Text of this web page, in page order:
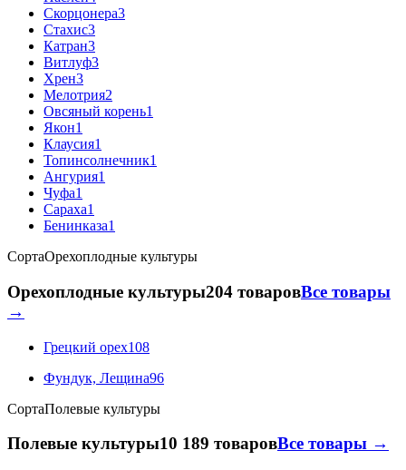
Скорцонера3
Стахис3
Катран3
Витлуф3
Хрен3
Мелотрия2
Овсяный корень1
Якон1
Клаусия1
Топинсолнечник1
Ангурия1
Чуфа1
Сараха1
Бенинказа1
СортаОрехоплодные культуры
Орехоплодные культуры204 товаровВсе товары
→
Грецкий орех108
Фундук, Лещина96
СортаПолевые культуры
Полевые культуры10 189 товаровВсе товары →